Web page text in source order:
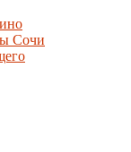
Сочи